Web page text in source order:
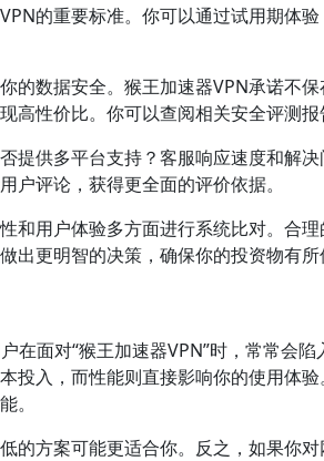
的重要标准。你可以通过试用期体
数据安全。猴王加速器VPN承诺不
性价比。你可以查阅相关安全评测报
提供多平台支持？客服响应速度和解
评论，获得更全面的评价依据。
用户体验多方面进行系统比对。合
更明智的决策，确保你的投资物有所
在面对“猴王加速器VPN”时，常常会陷
入，而性能则直接影响你的使用体
。
方案可能更适合你。反之，如果你